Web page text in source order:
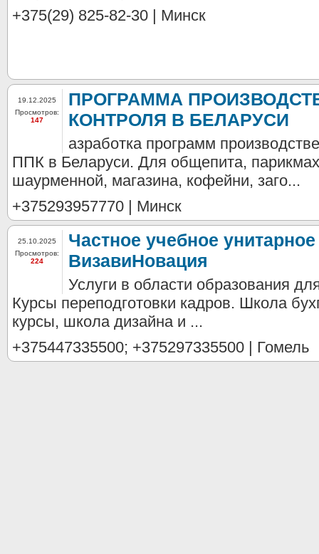
+375(29) 825-82-30 | Минск
19.12.2025
Просмотров:
147
ПРОГРАММА
КОНТРОЛЯ В БЕЛАРУСИ
азработка программ
ППК в Беларуси. Для общепита,
шаурменной, магазина, кофейни, заго...
+375293957770 | Минск
25.10.2025
Просмотров:
224
Частное учебное
ВизавиНовация
Услуги в области образования
Курсы переподготовки кадров. Школа
курсы, школа дизайна и ...
+375447335500; +375297335500 | Гомель